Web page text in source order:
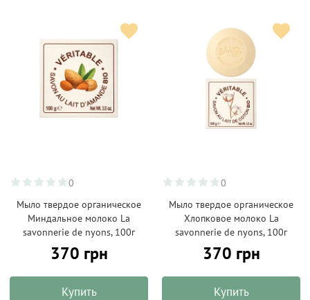
0
Мыло твердое органическое
Миндальное молоко La
savonnerie de nyons, 100г
370 грн
Купить
0
Мыло твердое органическое
Хлопковое молоко La
savonnerie de nyons, 100г
370 грн
Купить